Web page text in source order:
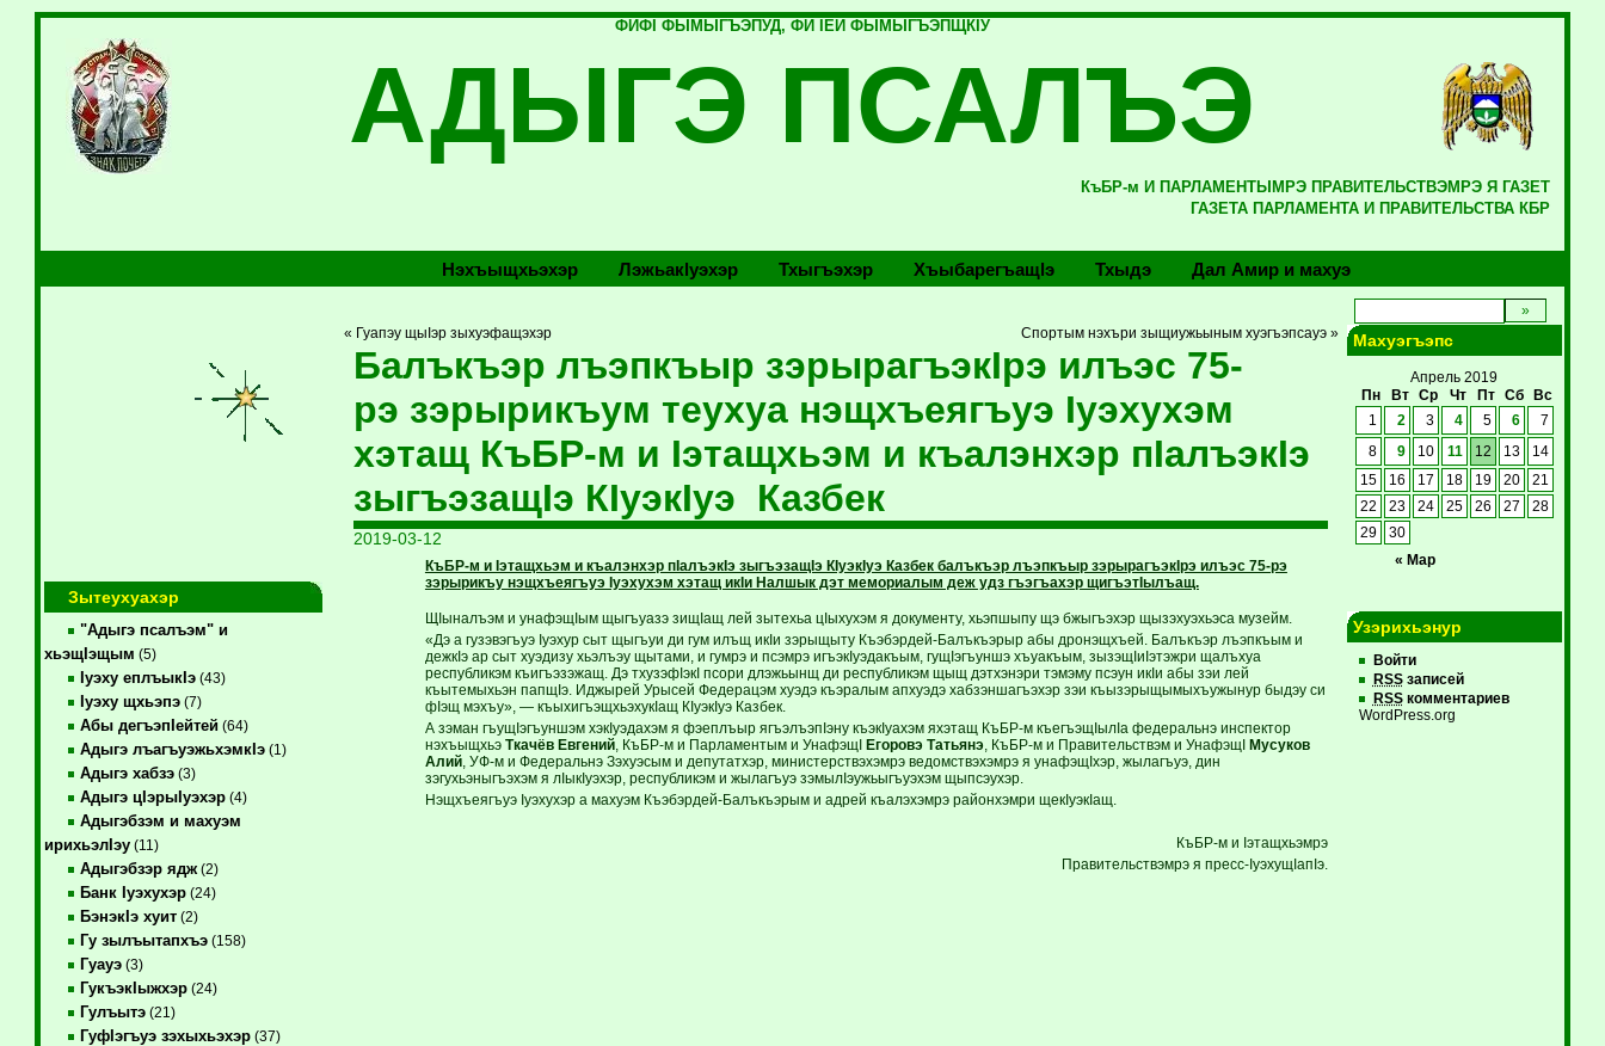
ФИФI ФЫМЫГЪЭПУД, ФИ IЕЙ ФЫМЫГЪЭПЩКIУ
АДЫГЭ ПСАЛЪЭ
КъБР-м И ПАРЛАМЕНТЫМРЭ ПРАВИТЕЛЬСТВЭМРЭ Я ГАЗЕТ
ГАЗЕТА ПАРЛАМЕНТА И ПРАВИТЕЛЬСТВА КБР
Нэхъыщхьэхэр Лэжьакlуэхэр Тхыгъэхэр Хъыбарегъащlэ Тхыдэ Дал Амир и махуэ
Зытеухуахэр
"Адыгэ псалъэм" и
хьэщIэщым (5)
Iуэху еплъыкIэ(43)
Iуэху щхьэпэ(7)
Абы дегъэпIейтей(64)
Адыгэ лъагъуэжьхэмкIэ(1)
Адыгэ хабзэ(3)
Адыгэ цIэрыIуэхэр(4)
Адыгэбзэм и махуэм
ирихьэлIэу(11)
Адыгэбзэр ядж(2)
Банк Iуэхухэр(24)
БэнэкIэ хуит(2)
Гу зылъытапхъэ(158)
Гуауэ(3)
ГукъэкIыжхэр(24)
Гулъытэ(21)
ГуфIэгъуэ зэхыхьэхэр(37)
« Гуапэу щыIэр зыхуэфащэхэр Спортым нэхъри зыщиужьыным хуэгъэпсауэ »
Балъкъэр лъэпкъыр зэрырагъэкIрэ илъэс 75-
рэ зэрырикъум теухуа нэщхъеягъуэ Iуэхухэм
хэтащ КъБР-м и Iэтащхьэм и къалэнхэр пIалъэкIэ
зыгъэзащIэ КIуэкIуэ Казбек
2019-03-12
КъБР-м и Iэтащхьэм и къалэнхэр пIалъэкIэ зыгъэзащIэ КIуэкIуэ Казбек балъкъэр лъэпкъыр зэрырагъэкIрэ илъэс 75-рэ
зэрырикъу нэщхъеягъуэ Iуэхухэм хэтащ икIи Налшык дэт мемориалым деж удз гъэгъахэр щигъэтIылъащ.
ЩIыналъэм и унафэщIым щыгъуазэ зищIащ лей зытехьа цIыхухэм я документу, хьэпшыпу щэ бжыгъэхэр щызэхуэхьэса музейм.
«Дэ а гузэвэгъуэ Iуэхур сыт щыгъуи ди гум илъщ икIи зэрыщыту Къэбэрдей-Балъкъэрыр абы дронэщхъей. Балъкъэр лъэпкъым и
дежкIэ ар сыт хуэдизу хьэлъэу щытами, и гумрэ и псэмрэ игъэкIуэдакъым, гущIэгъуншэ хъуакъым, зызэщIиIэтэжри щалъхуа
республикэм къигъэзэжащ. Дэ тхузэфIэкI псори длэжьынщ ди республикэм щыщ дэтхэнэри тэмэму псэун икIи абы зэи лей
къытемыхьэн папщIэ. Иджырей Урысей Федерацэм хуэдэ къэралым апхуэдэ хабзэншагъэхэр зэи къызэрыщымыхъужынур быдэу си
фIэщ мэхъу», — къыхигъэщхьэхукIащ КIуэкIуэ Казбек.
А зэман гъущIэгъуншэм хэкIуэдахэм я фэеплъыр ягъэлъэпIэну къэкIуахэм яхэтащ КъБР-м къегъэщIылIа федеральнэ инспектор
нэхъыщхьэ Ткачёв Евгений, КъБР-м и Парламентым и УнафэщI Егоровэ Татьянэ, КъБР-м и Правительствэм и УнафэщI Мусуков
Алий, УФ-м и Федеральнэ Зэхуэсым и депутатхэр, министерствэхэмрэ ведомствэхэмрэ я унафэщIхэр, жылагъуэ, дин
зэгухьэныгъэхэм я лIыкIуэхэр, республикэм и жылагъуэ зэмылIэужьыгъуэхэм щыпсэухэр.
Нэщхъеягъуэ Iуэхухэр а махуэм Къэбэрдей-Балъкъэрым и адрей къалэхэмрэ районхэмри щекIуэкIащ.
КъБР-м и Iэтащхьэмрэ
Правительствэмрэ я пресс-IуэхущIапIэ.
Махуэгъэпс
Апрель 2019
Пн
Вт Ср Чт Пт Сб Вс
« Мар
1 2 3 4 5 6 7
8 9 10 11 12 13
14
15
16 17 18 19 20
21
22
23 24 25 26 27
28
29
30
Узэрихьэнур
Войти
RSSзаписей
RSSкомментариев
WordPress.org